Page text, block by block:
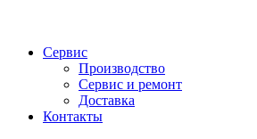
Сервис
Производство
Сервис и ремонт
Доставка
Контакты